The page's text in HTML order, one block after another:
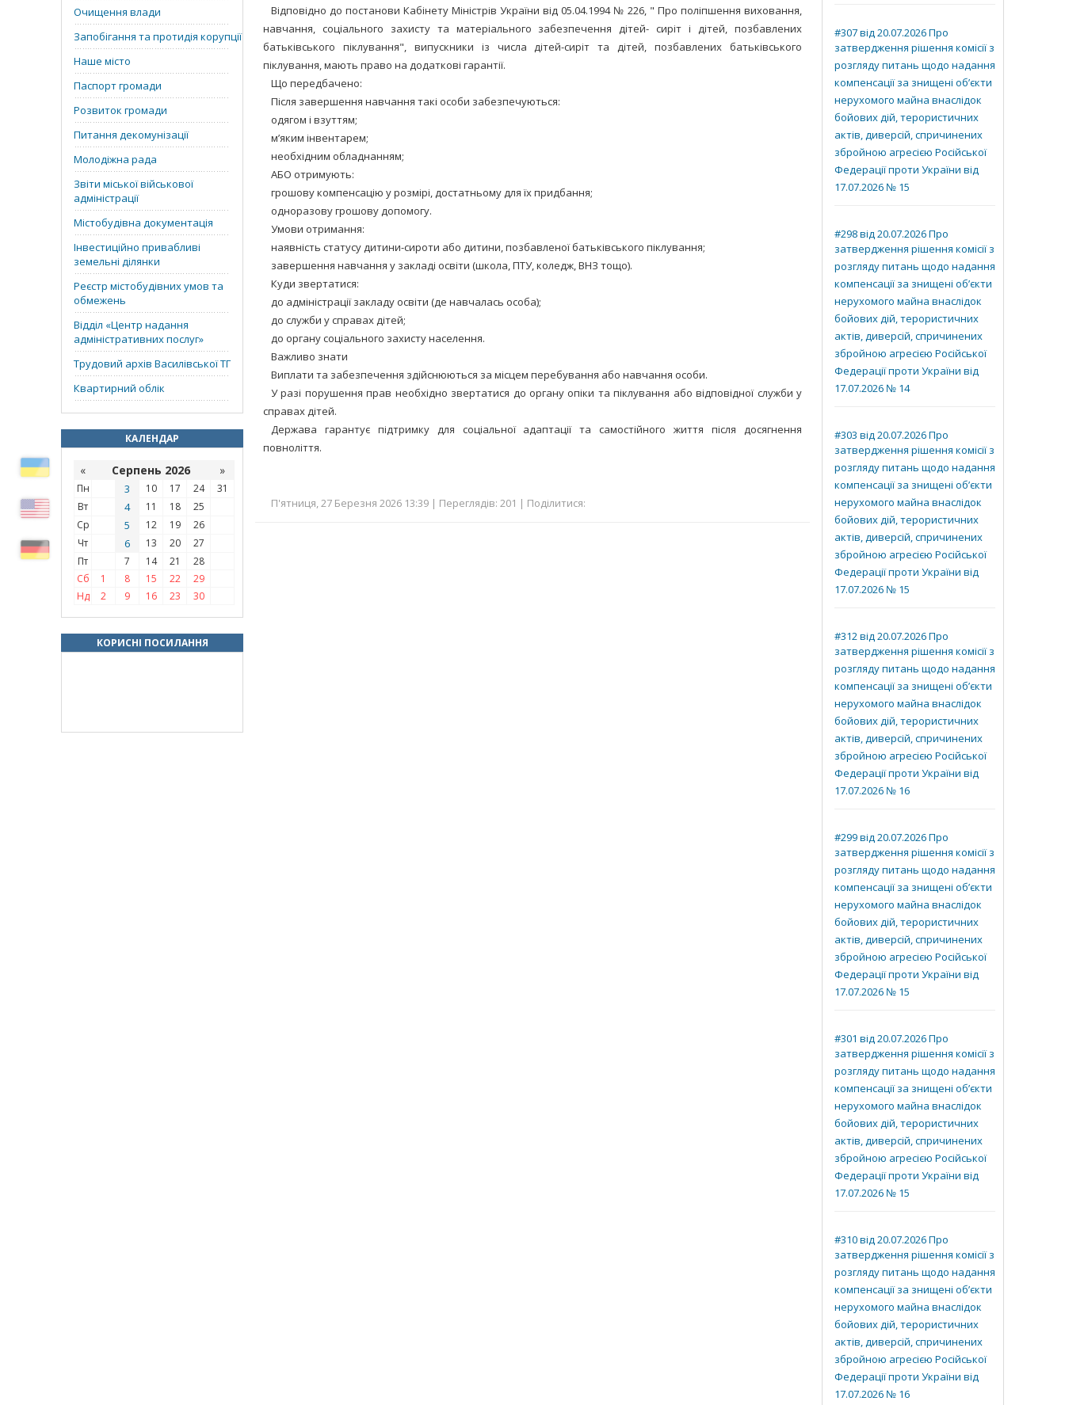
Очищення влади
Запобігання та протидія корупції
Наше місто
Паспорт громади
Розвиток громади
Питання декомунізації
Молодіжна рада
Звіти міської військової
адміністрації
Містобудівна документація
Інвестиційно привабливі
земельні ділянки
Реєстр містобудівних умов та
обмежень
Відділ «‎Центр надання
адміністративних послуг»
Трудовий архів Василівської ТГ
Квартирний облік
КАЛЕНДАР
« Серпень 2026 »
Пн 3 10 17 24
31
Вт
4 11 18
25
Ср
5 12 19
26
Чт
6 13 20
27
Пт
7 14 21
28
Сб
1 8 15 22
29
Нд
2 9 16 23 30
КОРИСНІ ПОСИЛАННЯ
Відповідно до постанови Кабінету Міністрів України від 05.04.1994 № 226, " Про поліпшення виховання,
навчання, соціального захисту та матеріального забезпечення дітей- сиріт і дітей, позбавлених
батьківського піклування", випускники із числа дітей-сиріт та дітей, позбавлених батьківського
піклування, мають право на додаткові гарантії.
Що передбачено:
Після завершення навчання такі особи забезпечуються:
одягом і взуттям;
м’яким інвентарем;
необхідним обладнанням;
АБО отримують:
грошову компенсацію у розмірі, достатньому для їх придбання;
одноразову грошову допомогу.
Умови отримання:
наявність статусу дитини-сироти або дитини, позбавленої батьківського піклування;
завершення навчання у закладі освіти (школа, ПТУ, коледж, ВНЗ тощо).
Куди звертатися:
до адміністрації закладу освіти (де навчалась особа);
до служби у справах дітей;
до органу соціального захисту населення.
Важливо знати
Виплати та забезпечення здійснюються за місцем перебування або навчання особи.
У разі порушення прав необхідно звертатися до органу опіки та піклування або відповідної служби у
справах дітей.
Держава гарантує підтримку для соціальної адаптації та самостійного життя після досягнення
повноліття.
П'ятниця, 27 Березня 2026 13:39 | Переглядів: 201 | Поділитися:
#307 від 20.07.2026 Про
затвердження рішення комісії з
розгляду питань щодо надання
компенсації за знищені об’єкти
нерухомого майна внаслідок
бойових дій, терористичних
актів, диверсій, спричинених
збройною агресією Російської
Федерації проти України від
17.07.2026 № 15
#298 від 20.07.2026 Про
затвердження рішення комісії з
розгляду питань щодо надання
компенсації за знищені об’єкти
нерухомого майна внаслідок
бойових дій, терористичних
актів, диверсій, спричинених
збройною агресією Російської
Федерації проти України від
17.07.2026 № 14
#303 від 20.07.2026 Про
затвердження рішення комісії з
розгляду питань щодо надання
компенсації за знищені об’єкти
нерухомого майна внаслідок
бойових дій, терористичних
актів, диверсій, спричинених
збройною агресією Російської
Федерації проти України від
17.07.2026 № 15
#312 від 20.07.2026 Про
затвердження рішення комісії з
розгляду питань щодо надання
компенсації за знищені об’єкти
нерухомого майна внаслідок
бойових дій, терористичних
актів, диверсій, спричинених
збройною агресією Російської
Федерації проти України від
17.07.2026 № 16
#299 від 20.07.2026 Про
затвердження рішення комісії з
розгляду питань щодо надання
компенсації за знищені об’єкти
нерухомого майна внаслідок
бойових дій, терористичних
актів, диверсій, спричинених
збройною агресією Російської
Федерації проти України від
17.07.2026 № 15
#301 від 20.07.2026 Про
затвердження рішення комісії з
розгляду питань щодо надання
компенсації за знищені об’єкти
нерухомого майна внаслідок
бойових дій, терористичних
актів, диверсій, спричинених
збройною агресією Російської
Федерації проти України від
17.07.2026 № 15
#310 від 20.07.2026 Про
затвердження рішення комісії з
розгляду питань щодо надання
компенсації за знищені об’єкти
нерухомого майна внаслідок
бойових дій, терористичних
актів, диверсій, спричинених
збройною агресією Російської
Федерації проти України від
17.07.2026 № 16